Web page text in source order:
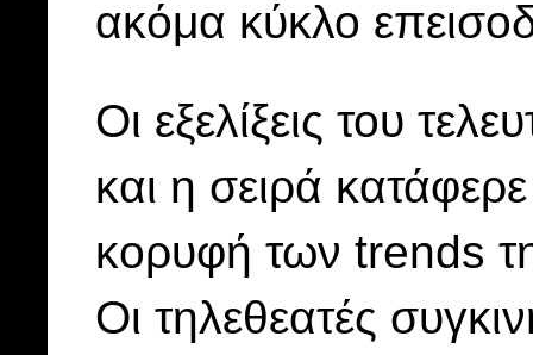
ακόμα κύκλο
Οι εξελίξεις του
και η σειρά
κορυφή των trends
Οι τηλεθεατές